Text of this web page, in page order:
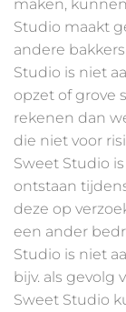
maken,
Studio maakt
andere
Studio is niet
opzet of grove
rekenen dan
die niet voor
Sweet Studio
ontstaan
deze op
een ander
Studio is niet
bijv. als gevolg
Sweet Studio